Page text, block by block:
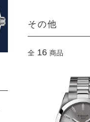
その他
全 16 商品